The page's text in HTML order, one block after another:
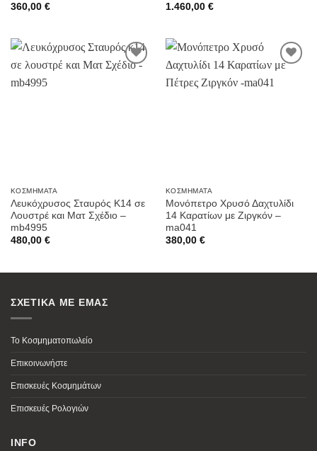
360,00 €
1.460,00 €
ΚΟΣΜΉΜΑΤΑ
Λευκόχρυσος Σταυρός Κ14 σε
Λουστρέ και Ματ Σχέδιο –
mb4995
480,00 €
στην
ΚΟΣΜΉΜΑΤΑ
Μονόπετρο Χρυσό Δαχτυλίδι
14 Καρατίων με Ζιργκόν –
ma041
380,00 €
ΣΧΕΤΙΚΑ ΜΕ ΕΜΑΣ
Το Κοσμηματοπωλείο
Επικοινωνήστε
Επισκευές Κοσμημάτων
Επισκευές Ρολογιών
INFO